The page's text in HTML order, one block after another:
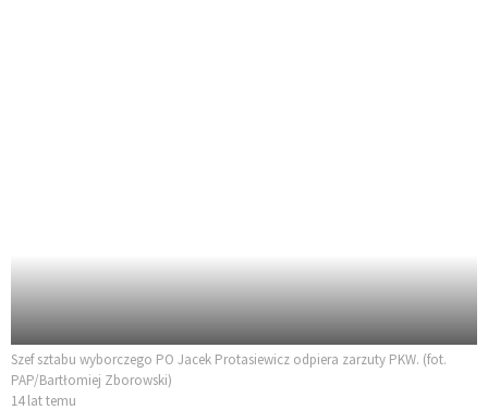
Szef sztabu wyborczego PO Jacek Protasiewicz odpiera zarzuty PKW. (fot.
PAP/Bartłomiej Zborowski)
14 lat temu